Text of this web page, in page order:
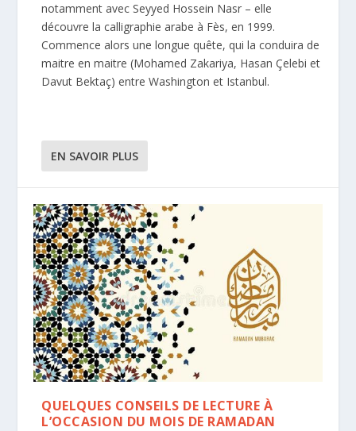
notamment avec Seyyed Hossein Nasr – elle
découvre la calligraphie arabe à Fès, en 1999.
Commence alors une longue quête, qui la conduira de
maitre en maitre (Mohamed Zakariya, Hasan Çelebi et
Davut Bektaç) entre Washington et Istanbul.
EN SAVOIR PLUS
QUELQUES CONSEILS DE LECTURE À
L’OCCASION DU MOIS DE RAMADAN